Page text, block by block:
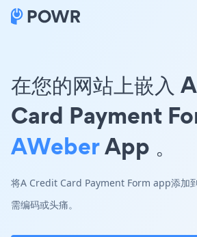
在您的网站上嵌入
Card Payment
AWeberApp 。
将A Credit Card Payment Form app添加
需编码或头痛。